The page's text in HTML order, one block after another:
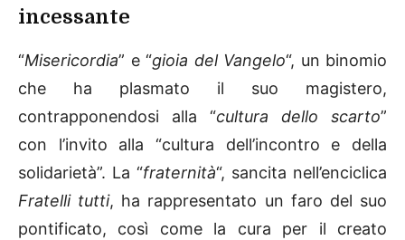
incessante
“Misericordia” e “gioia del Vangelo“, un binomio
che ha plasmato il suo magistero,
contrapponendosi alla “cultura dello scarto”
con l’invito alla “cultura dell’incontro e della
solidarietà”. La “fraternità“, sancita nell’enciclica
Fratelli tutti, ha rappresentato un faro del suo
pontificato, così come la cura per il creato